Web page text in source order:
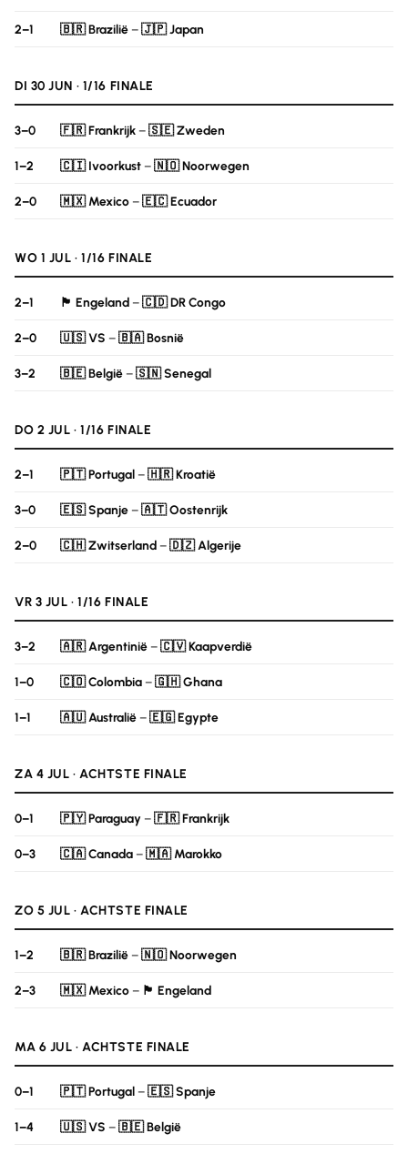
2–1 🇧🇷 Brazilië–🇯🇵 Japan
DI 30 JUN · 1/16 FINALE
3–0 🇫🇷 Frankrijk–🇸🇪 Zweden
1–2 🇨🇮 Ivoorkust–🇳🇴 Noorwegen
2–0 🇲🇽 Mexico–🇪🇨 Ecuador
WO 1 JUL · 1/16 FINALE
2–1 🏴󠁧󠁢󠁥󠁮󠁧󠁿 Engeland–🇨🇩 DR Congo
2–0 🇺🇸 VS –🇧🇦 Bosnië
3–2 🇧🇪 België–🇸🇳 Senegal
DO 2 JUL · 1/16 FINALE
2–1 🇵🇹 Portugal–🇭🇷 Kroatië
3–0 🇪🇸 Spanje–🇦🇹 Oostenrijk
2–0 🇨🇭 Zwitserland–🇩🇿 Algerije
VR 3 JUL · 1/16 FINALE
3–2 🇦🇷 Argentinië–🇨🇻 Kaapverdië
1–0 🇨🇴 Colombia–🇬🇭 Ghana
1–1 🇦🇺 Australië–🇪🇬 Egypte
ZA 4 JUL · ACHTSTE FINALE
0–1 🇵🇾 Paraguay–🇫🇷 Frankrijk
0–3 🇨🇦 Canada–🇲🇦 Marokko
ZO 5 JUL · ACHTSTE FINALE
1–2 🇧🇷 Brazilië–🇳🇴 Noorwegen
2–3 🇲🇽 Mexico– 🏴󠁧󠁢󠁥󠁮󠁧󠁿 Engeland
MA 6 JUL · ACHTSTE FINALE
0–1 🇵🇹 Portugal–🇪🇸 Spanje
1–4 🇺🇸 VS –🇧🇪 België